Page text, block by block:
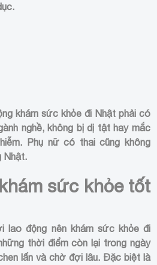
khám sức khỏe đi Nhậtphải có
nghề, không bị dị tật hay mắc
Phụ nữ có thai cũng không
Nhật.
sức khỏe tốt
lao động nên khám sức khỏe đi
thời điểm còn lại trong ngày
lấn và chờ đợi lâu. Đặc biệt là